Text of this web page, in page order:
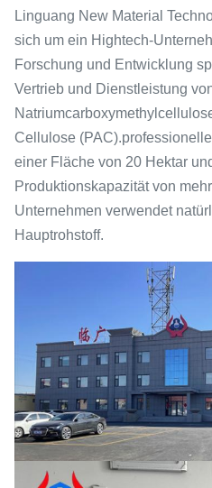
Linguang New Material
sich um ein Hightech-
Forschung und Entwicklung
Vertrieb und Dienstleistung
Cellulose
einer Fläche von 20 Hektar
Produktionskapazität von
Unternehmen verwendet
Hauptrohstoff.